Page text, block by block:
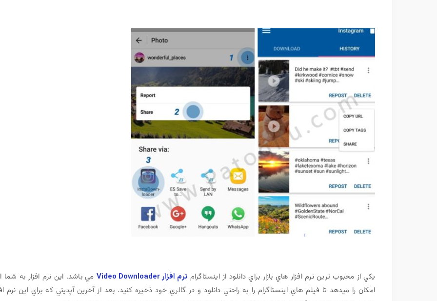
يکي از محبوب ترين نرم افزار هاي بازار براي دانلود از اينستاگرام نرم افزار Video Downloader
مي باشد. اين نرم افزار به شما
امکان را ميدهد تا فيلم هاي اينستاگرام را به راحتي دانلود و در گالري خود ذخيره کنيد. بعد از آخرين آپديتي که براي اين نرم